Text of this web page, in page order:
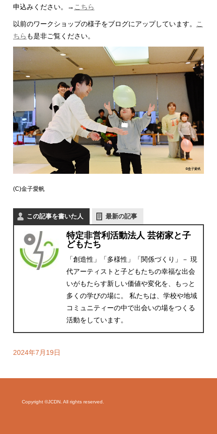
申込みください。→ こちら
以前のワークショップの様子をブログにアップしています。
こ
ちら も是非ご覧ください。
(C)金子愛帆
この記事を書いた人 最新の記事
特定非営利活動法人 芸術家と子
どもたち
「創造性」「多様性」「関係づくり」－ 現
代アーティストと子どもたちの幸福な出会
いがもたらす新しい価値や変化を、もっと
多くの学びの場に。 私たちは、学校や地域
コミュニティーの中で出会いの場をつくる
活動をしています。
2024年7月19日
Copyright ©JCDN. All rights reserved.